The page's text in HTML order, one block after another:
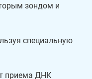
зондом и
специальную
приема ДНК